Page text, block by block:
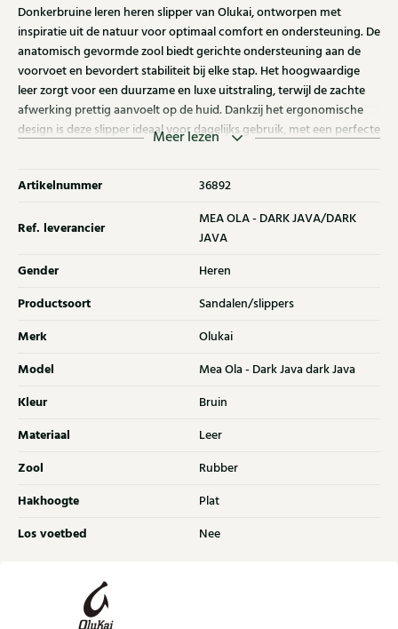
Donkerbruine leren heren slipper van Olukai, ontworpen met
inspiratie uit de natuur voor optimaal comfort en ondersteuning. De
anatomisch gevormde zool biedt gerichte ondersteuning aan de
voorvoet en bevordert stabiliteit bij elke stap. Het hoogwaardige
leer zorgt voor een duurzame en luxe uitstraling, terwijl de zachte
afwerking prettig aanvoelt op de huid. Dankzij het ergonomische
design is deze slipper ideaal voor dagelijks gebruik, met een perfecte
Meer lezen
Artikelnummer 36892
Ref. leverancier
MEA OLA - DARK JAVA/DARK
JAVA
Gender Heren
Productsoort Sandalen/slippers
Merk Olukai
Model Mea Ola - Dark Java dark Java
Kleur Bruin
Materiaal Leer
Zool Rubber
Hakhoogte Plat
Los voetbed Nee